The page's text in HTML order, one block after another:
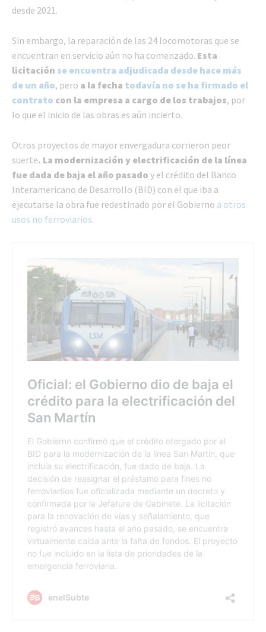
desde 2021.
Sin embargo, la reparación de las 24 locomotoras que se
encuentran en servicio aún no ha comenzado. Esta
licitación se encuentra adjudicada desde hace más
de un año, pero a la fecha todavía no se ha firmado el
contrato con la empresa a cargo de los trabajos, por
lo que el inicio de las obras es aún incierto.
Otros proyectos de mayor envergadura corrieron peor
suerte. La modernización y electrificación de la línea
fue dada de baja el año pasado y el crédito del Banco
Interamericano de Desarrollo (BID) con el que iba a
ejecutarse la obra fue redestinado por el Gobierno a otros
usos no ferroviarios.